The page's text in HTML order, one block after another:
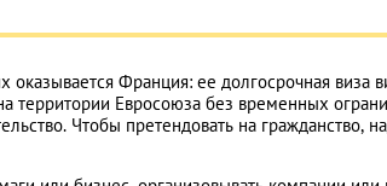
оказывается Франция: ее долгосрочная виза
территории Евросоюза без временных
Чтобы претендовать на гражданство,